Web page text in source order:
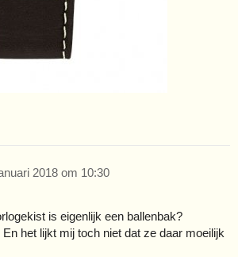
2018 om 10:30
is eigenlijk een ballenbak?
het lijkt mij toch niet dat ze daar moeilijk